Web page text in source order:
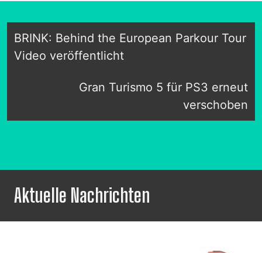
BRINK: Behind the European Parkour Tour
Video veröffentlicht
Gran Turismo 5 für PS3 erneut
verschoben
Aktuelle Nachrichten